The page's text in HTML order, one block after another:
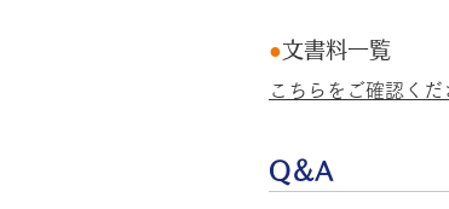
●文書料一覧
こちらをご確認くだ
Q＆A